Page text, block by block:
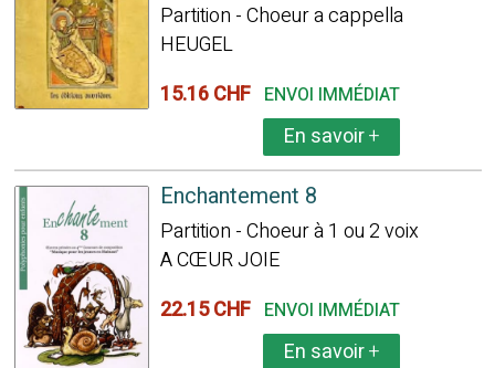
Partition - Choeur a cappella
HEUGEL
15.16 CHF ENVOI IMMÉDIAT
En savoir+
Enchantement 8
Partition - Choeur à 1 ou 2 voix
A CŒUR JOIE
22.15 CHF ENVOI IMMÉDIAT
En savoir+